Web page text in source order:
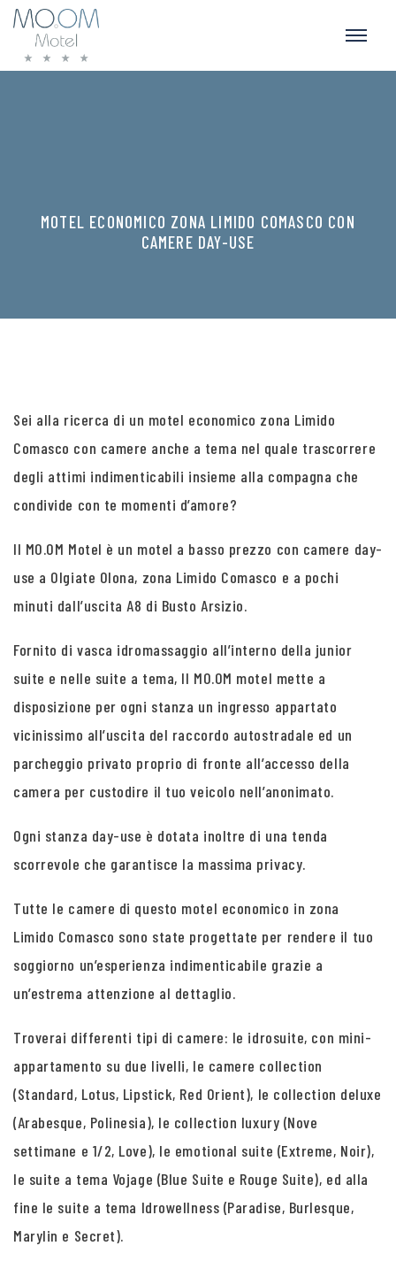
MOTEL ECONOMICO ZONA LIMIDO COMASCO CON
CAMERE DAY-USE
Sei alla ricerca di un motel economico zona Limido
Comasco con camere anche a tema nel quale trascorrere
degli attimi indimenticabili insieme alla compagna che
condivide con te momenti d’amore?
Il MO.OM Motel è un motel a basso prezzo con camere day-
use a Olgiate Olona, zona Limido Comasco e a pochi
minuti dall’uscita A8 di Busto Arsizio.
Fornito di vasca idromassaggio all’interno della junior
suite e nelle suite a tema, Il MO.OM motel mette a
disposizione per ogni stanza un ingresso appartato
vicinissimo all’uscita del raccordo autostradale ed un
parcheggio privato proprio di fronte all’accesso della
camera per custodire il tuo veicolo nell’anonimato.
Ogni stanza day-use è dotata inoltre di una tenda
scorrevole che garantisce la massima privacy.
Tutte le camere di questo motel economico in zona
Limido Comasco sono state progettate per rendere il tuo
soggiorno un’esperienza indimenticabile grazie a
un’estrema attenzione al dettaglio.
Troverai differenti tipi di camere: le idrosuite, con mini-
appartamento su due livelli, le camere collection
(Standard, Lotus, Lipstick, Red Orient), le collection deluxe
(Arabesque, Polinesia), le collection luxury (Nove
settimane e 1/2, Love), le emotional suite (Extreme, Noir),
le suite a tema Vojage (Blue Suite e Rouge Suite), ed alla
fine le suite a tema Idrowellness (Paradise, Burlesque,
Marylin e Secret).